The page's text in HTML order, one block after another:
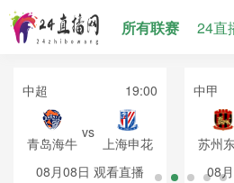
所有联赛 24直
中超 19:00
青岛海牛
vs
上海申花
08月08日 观看直播
中甲
苏州
08